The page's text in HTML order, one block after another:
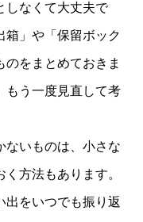
しなくて大丈夫で
箱」や「保留ボック
のをまとめておきま
もう一度見直して考
ないものは、小さな
方法もあります。
出をいつでも振り返